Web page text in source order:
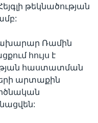
թեկնածության
Ռամին
հույս է
հաստատման
արտաքին